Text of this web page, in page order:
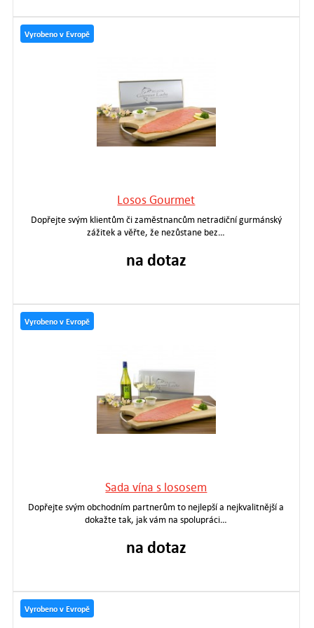
Vyrobeno v Evropě
Losos Gourmet
Dopřejte svým klientům či zaměstnancům netradiční gurmánský
zážitek a věřte, že nezůstane bez…
na dotaz
Vyrobeno v Evropě
Sada vína s lososem
Dopřejte svým obchodním partnerům to nejlepší a nejkvalitnější a
dokažte tak, jak vám na spolupráci…
na dotaz
Vyrobeno v Evropě